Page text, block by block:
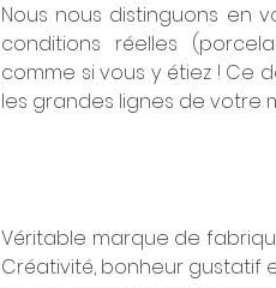
Nous nous distinguons en
conditions réelles
comme si vous y étiez ! Ce
les grandes lignes de votre
Véritable marque de
Créativité, bonheur gustatif